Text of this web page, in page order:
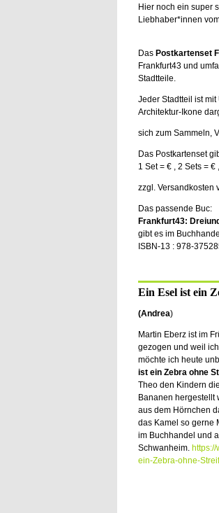
Hier noch ein super
Liebhaber*innen
DasPostkartenset
Frankfurt43 und
Stadtteile.
Jeder Stadtteil ist
Architektur-Ikone
sich zum Sammeln,
Das Postkartenset
1 Set = € , 2 Sets = €
zzgl. Versandkosten
Das passende Buc:
Frankfurt43:
gibt es im
ISBN-13 : 978-
Ein Esel ist ein
(Andrea)
Martin Eberz ist im
gezogen und weil
möchte ich heute
ist ein Zebra ohne
Theo den Kindern
Bananen hergestellt
aus dem Hörnchen
das Kamel so gerne
im Buchhandel und
Schwanheim.
ein-Zebra-ohne-